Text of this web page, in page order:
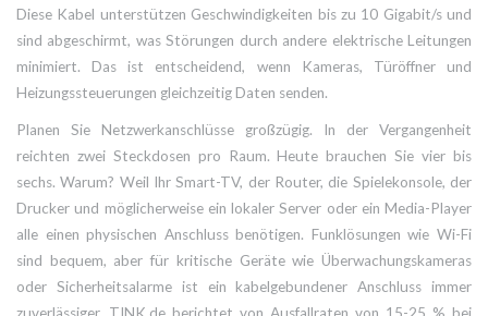
Diese Kabel unterstützen Geschwindigkeiten bis zu 10 Gigabit/s und
sind abgeschirmt, was Störungen durch andere elektrische Leitungen
minimiert. Das ist entscheidend, wenn Kameras, Türöffner und
Heizungssteuerungen gleichzeitig Daten senden.
Planen Sie Netzwerkanschlüsse großzügig. In der Vergangenheit
reichten zwei Steckdosen pro Raum. Heute brauchen Sie vier bis
sechs. Warum? Weil Ihr Smart-TV, der Router, die Spielekonsole, der
Drucker und möglicherweise ein lokaler Server oder ein Media-Player
alle einen physischen Anschluss benötigen. Funklösungen wie Wi-Fi
sind bequem, aber für kritische Geräte wie Überwachungskameras
oder Sicherheitsalarme ist ein kabelgebundener Anschluss immer
zuverlässiger. TINK.de berichtet von Ausfallraten von 15-25 % bei